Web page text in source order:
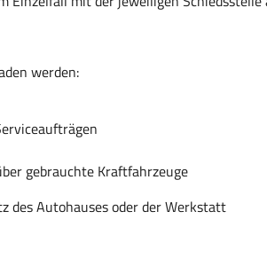
werden:
gebrauchte Kraftfahrzeuge
des Autohauses oder der Werkstatt